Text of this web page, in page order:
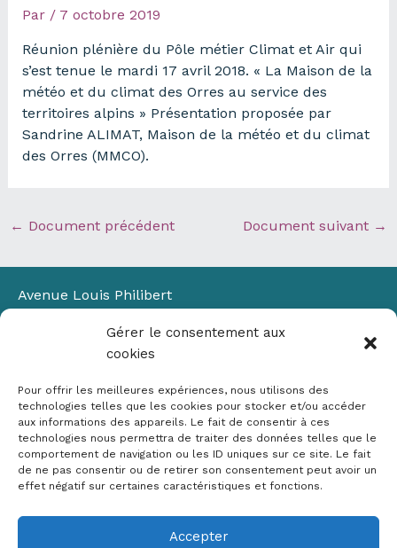
Gérer le consentement aux
cookies
Pour offrir les meilleures expériences, nous utilisons des
technologies telles que les cookies pour stocker et/ou accéder
aux informations des appareils. Le fait de consentir à ces
technologies nous permettra de traiter des données telles que le
comportement de navigation ou les ID uniques sur ce site. Le fait
de ne pas consentir ou de retirer son consentement peut avoir un
effet négatif sur certaines caractéristiques et fonctions.
Accepter
Par / 7 octobre 2019
Réunion plénière du Pôle métier Climat et Air qui
s’est tenue le mardi 17 avril 2018. « La Maison de la
météo et du climat des Orres au service des
territoires alpins » Présentation proposée par
Sandrine ALIMAT, Maison de la météo et du climat
des Orres (MMCO).
← Document précédent Document suivant →
Avenue Louis Philibert
Bâtiment Laennec
13100 Aix-en-Provence
✉ contact@crige-paca.org